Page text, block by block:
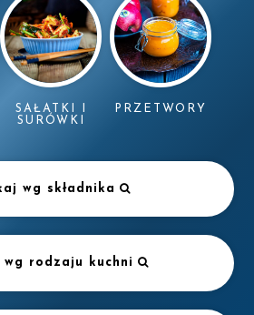
SAŁATKI I
SURÓWKI
PRZETWORY
wg składnika
wg rodzaju kuchni